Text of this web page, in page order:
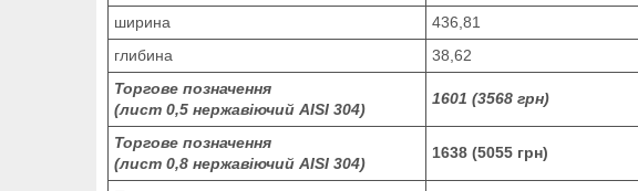
ширина
436,81
глибина
38,62
Торгове позначення
(лист 0,5 нержавіючий AISI 304)
1601 (3568 грн)
Торгове позначення
(лист 0,8 нержавіючий AISI 304)
1638 (5055 грн)